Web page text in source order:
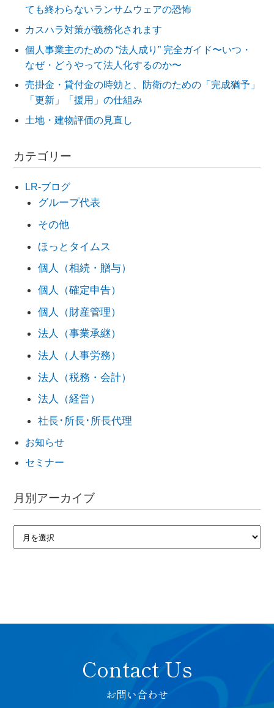
ても終わらないランサムウェアの恐怖
カスハラ対策が義務化されます
個人事業主のための “法人成り” 完全ガイド〜いつ・
なぜ・どうやって法人化するのか〜
売掛金・貸付金の時効と、防衛のための「完成猶予」
「更新」「援用」の仕組み
土地・建物評価の見直し
カテゴリー
LR-ブログ
グループ代表
その他
ほっとタイムス
個人（相続・贈与）
個人（確定申告）
個人（財産管理）
法人（事業承継）
法人（人事労務）
法人（税務・会計）
法人（経営）
社長･所長･所長代理
お知らせ
セミナー
月別アーカイブ
お問い合わせ